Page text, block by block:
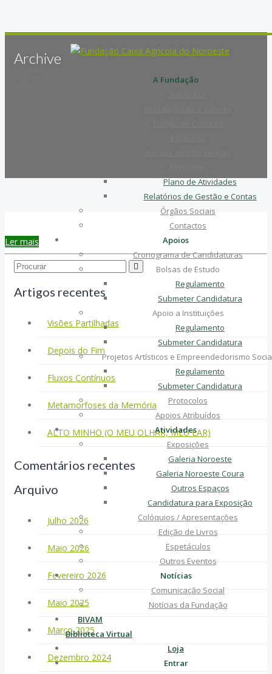
A Fundação
Plano de Atividades
Relatórios de Gestão e Contas
Órgãos Sociais
Contactos
Apoios
Cronograma de Candidaturas
Bolsas de Estudo
Regulamento
Submeter Candidatura
Apoio a Instituições
Regulamento
Submeter Candidatura
Projetos Artísticos e Empreendedorismo
Regulamento
Submeter Candidatura
Protocolos
Apoios Atribuídos
Atividades
Exposições
Galeria Noroeste
Galeria Noroeste Coura
Outros Espaços
Candidatura para Exposição
Colóquios / Apresentações
Edição de Livros
Espetáculos
Outros Eventos
Notícias
Comunicação Social
Notícias da Fundação
BIVAM
Biblioteca Virtual
Loja
Entrar
Archive
Ler mais
Search...
Artigos recentes
Visões Partilhadas
Depois do Fim
Fluxos Contínuos
Metamorfoses da Memória
ALTO MINHO (O MEU OLHAR, MEU LAR)
Comentários recentes
Arquivo
Julho 2026
Maio 2026
Fevereiro 2026
Maio 2025
Março 2025
Dezembro 2024